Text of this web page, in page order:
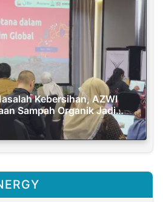
Kebersihan, AZWI
Sampah Organik Jadi